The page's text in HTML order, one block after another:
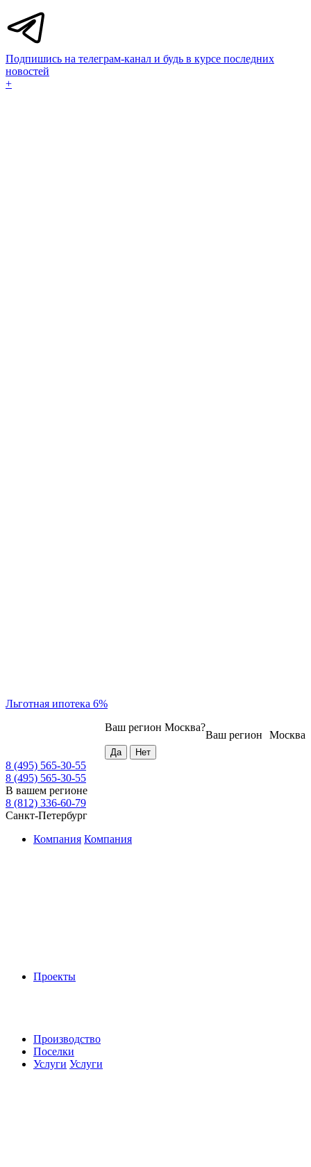
Подпишись на телеграм-канал и будь в курсе последних
новостей
+
Льготная ипотека 6%
Москва
Ваш регион
Ваш регион Москва?
8 (495) 565-30-55
8 (495) 565-30-55
В вашем регионе
8 (812) 336-60-79
Санкт-Петербург
Компания Компания
Проекты
Производство
Поселки
Услуги Услуги